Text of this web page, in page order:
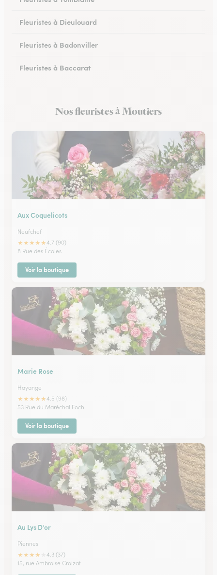
Fleuristes à Dieulouard
Fleuristes à Badonviller
Fleuristes à Baccarat
Fleuristes à LongwyNos fleuristes à Moutiers
Aux Coquelicots
Neufchef
★★★★★4.7 (90)
8 Rue des Écoles
Voir la boutique
Marie Rose
Hayange
★★★★★4.5 (98)
53 Rue du Maréchal Foch
Voir la boutique
Au Lys D’or
Piennes
★★★★
4.3 (37)
15, rue Ambroise Croizat